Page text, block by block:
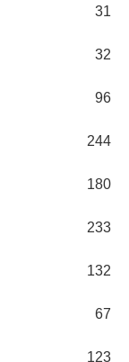
31
32
96
244
180
233
132
67
123